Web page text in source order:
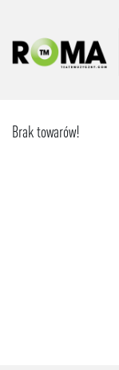
Brak towarów!